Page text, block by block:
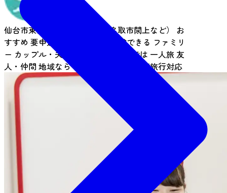
仙台市東部（仙台港・荒浜・名取市閖上など） お
すすめ 要申込 1時間で体験できる ファミリ
ー カップル・夫婦 仙台ならでは 一人旅友
人・仲間 地域ならでは 教育旅行対応